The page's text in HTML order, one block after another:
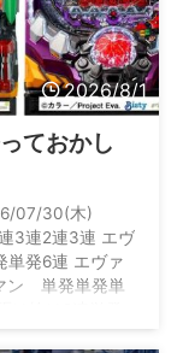
2026/8/1
ておかし
07/30(木)
3連2連3連 エヴ
単発6連 エヴァ
ン 単発単発単